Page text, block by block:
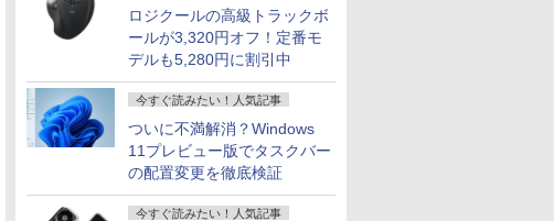
ロジクールの高級トラックボ
ールが3,320円オフ！定番モ
デルも5,280円に割引中
今すぐ読みたい！人気記事
ついに不満解消？Windows
11プレビュー版でタスクバー
の配置変更を徹底検証
今すぐ読みたい！人気記事